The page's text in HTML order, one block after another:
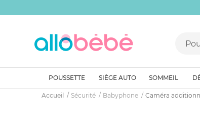
POUSSETTE SIÈGE AUTO SOMMEIL
Accueil Sécurité Babyphone Caméra